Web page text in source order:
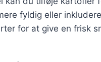
fyldig eller
for at give en frisk